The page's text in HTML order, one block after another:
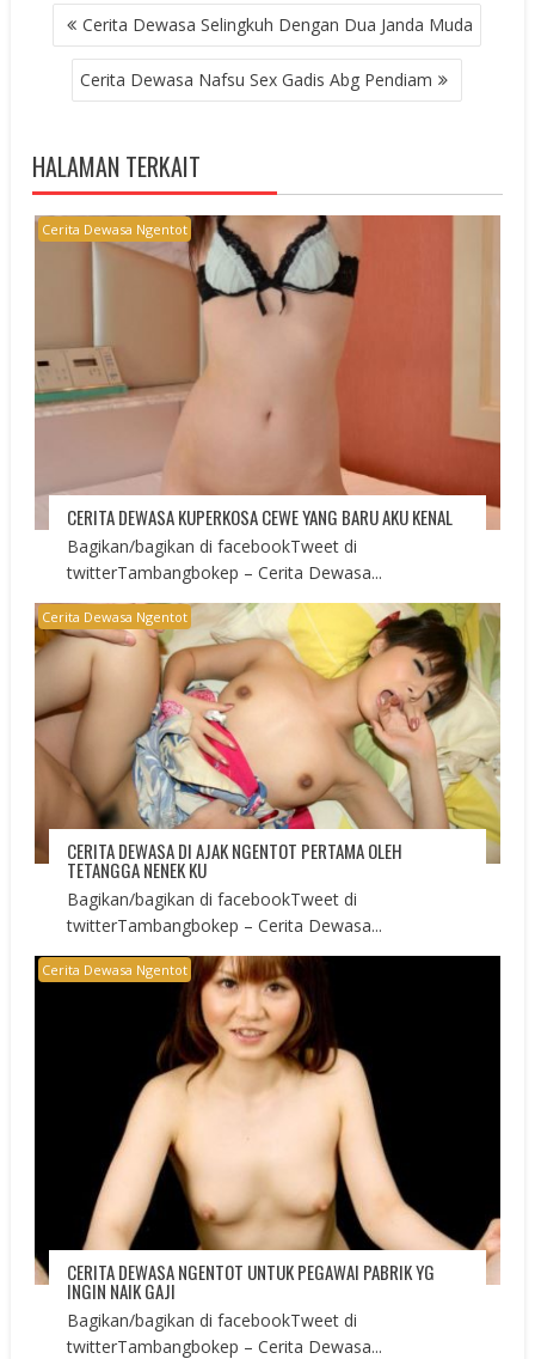
POST
NAVIGATION
Cerita Dewasa Selingkuh Dengan Dua Janda Muda
Cerita Dewasa Nafsu Sex Gadis Abg Pendiam
HALAMAN TERKAIT
Cerita Dewasa Ngentot
CERITA DEWASA KUPERKOSA CEWE YANG BARU AKU KENAL
Bagikan/bagikan di facebookTweet di
twitterTambangbokep – Cerita Dewasa...
Cerita Dewasa Ngentot
CERITA DEWASA DI AJAK NGENTOT PERTAMA OLEH
TETANGGA NENEK KU
Bagikan/bagikan di facebookTweet di
twitterTambangbokep – Cerita Dewasa...
Cerita Dewasa Ngentot
CERITA DEWASA NGENTOT UNTUK PEGAWAI PABRIK YG
INGIN NAIK GAJI
Bagikan/bagikan di facebookTweet di
twitterTambangbokep – Cerita Dewasa...